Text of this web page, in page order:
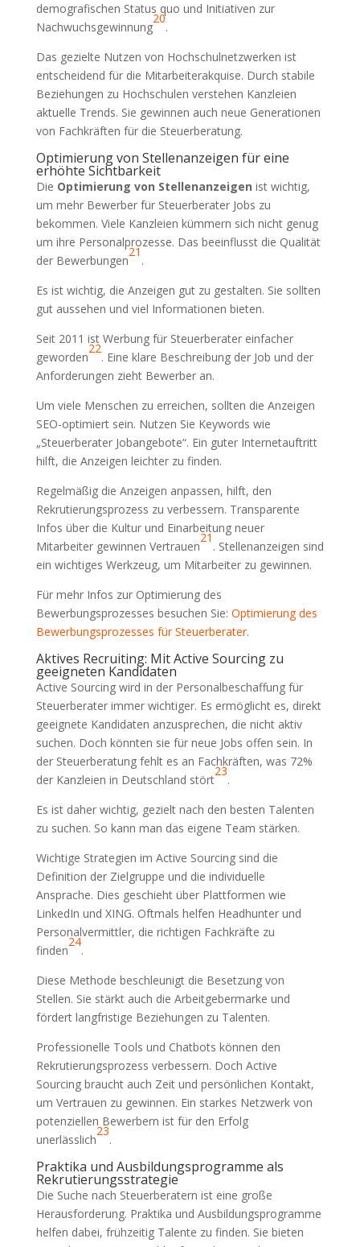
demografischen Status quo und Initiativen zur
Nachwuchsgewinnung
20
.
Das gezielte Nutzen von Hochschulnetzwerken ist
entscheidend für die Mitarbeiterakquise. Durch stabile
Beziehungen zu Hochschulen verstehen Kanzleien
aktuelle Trends. Sie gewinnen auch neue Generationen
von Fachkräften für die Steuerberatung.
Optimierung von Stellenanzeigen für eine
erhöhte Sichtbarkeit
Die Optimierung von Stellenanzeigen ist wichtig,
um mehr Bewerber für Steuerberater Jobs zu
bekommen. Viele Kanzleien kümmern sich nicht genug
um ihre Personalprozesse. Das beeinflusst die Qualität
der Bewerbungen
21
.
Es ist wichtig, die Anzeigen gut zu gestalten. Sie sollten
gut aussehen und viel Informationen bieten.
Seit 2011 ist Werbung für Steuerberater einfacher
geworden
22
. Eine klare Beschreibung der Job und der
Anforderungen zieht Bewerber an.
Um viele Menschen zu erreichen, sollten die Anzeigen
SEO-optimiert sein. Nutzen Sie Keywords wie
„Steuerberater Jobangebote“. Ein guter Internetauftritt
hilft, die Anzeigen leichter zu finden.
Regelmäßig die Anzeigen anpassen, hilft, den
Rekrutierungsprozess zu verbessern. Transparente
Infos über die Kultur und Einarbeitung neuer
Mitarbeiter gewinnen Vertrauen
21
. Stellenanzeigen sind
ein wichtiges Werkzeug, um Mitarbeiter zu gewinnen.
Für mehr Infos zur Optimierung des
Bewerbungsprozesses besuchen Sie: Optimierung des
Bewerbungsprozesses für Steuerberater.
Aktives Recruiting: Mit Active Sourcing zu
geeigneten Kandidaten
Active Sourcing wird in der Personalbeschaffung für
Steuerberater immer wichtiger. Es ermöglicht es, direkt
geeignete Kandidaten anzusprechen, die nicht aktiv
suchen. Doch könnten sie für neue Jobs offen sein. In
der Steuerberatung fehlt es an Fachkräften, was 72%
der Kanzleien in Deutschland stört
23
.
Es ist daher wichtig, gezielt nach den besten Talenten
zu suchen. So kann man das eigene Team stärken.
Wichtige Strategien im Active Sourcing sind die
Definition der Zielgruppe und die individuelle
Ansprache. Dies geschieht über Plattformen wie
LinkedIn und XING. Oftmals helfen Headhunter und
Personalvermittler, die richtigen Fachkräfte zu
finden
24
.
Diese Methode beschleunigt die Besetzung von
Stellen. Sie stärkt auch die Arbeitgebermarke und
fördert langfristige Beziehungen zu Talenten.
Professionelle Tools und Chatbots können den
Rekrutierungsprozess verbessern. Doch Active
Sourcing braucht auch Zeit und persönlichen Kontakt,
um Vertrauen zu gewinnen. Ein starkes Netzwerk von
potenziellen Bewerbern ist für den Erfolg
unerlässlich
23
.
Praktika und Ausbildungsprogramme als
Rekrutierungsstrategie
Die Suche nach Steuerberatern ist eine große
Herausforderung. Praktika und Ausbildungsprogramme
helfen dabei, frühzeitig Talente zu finden. Sie bieten